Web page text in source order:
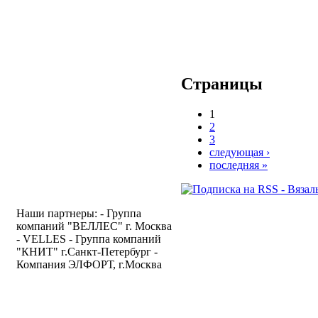
Страницы
1
2
3
следующая ›
последняя »
Наши партнеры: - Группа
компаний "ВЕЛЛЕС" г. Москва
- VELLES - Группа компаний
"КНИТ" г.Санкт-Петербург -
Компания ЭЛФОРТ, г.Москва